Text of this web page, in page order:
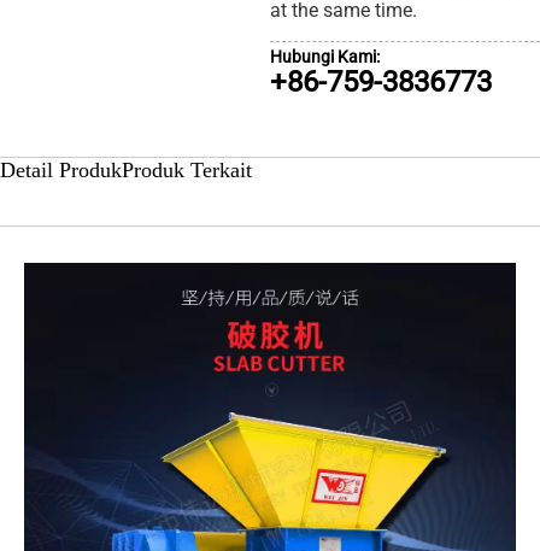
at the same time.
Hubungi Kami:
+86-759-3836773
Detail ProdukProduk Terkait